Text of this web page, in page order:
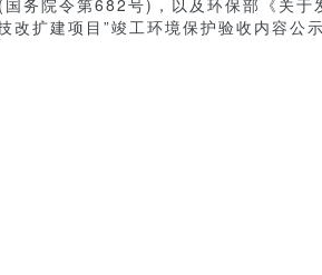
务院令第682号)，以及环保部《关
扩建项目”竣工环境保护验收内容公示